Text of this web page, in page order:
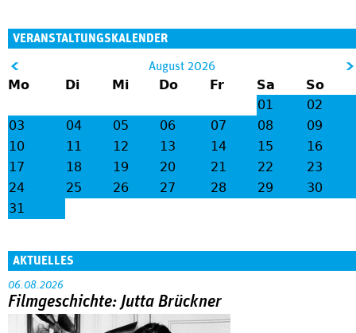
VERANSTALTUNGSKALENDER
lt;
August 2026
Mo Di Mi Do Fr Sa
So
01
02
03
04 05 06 07 08
09
10
11 12 13 14 15
16
17
18 19 20 21 22
23
24
25 26 27 28 29
30
31
AKTUELLES
06.08.2026
Filmgeschichte: Jutta Brückner